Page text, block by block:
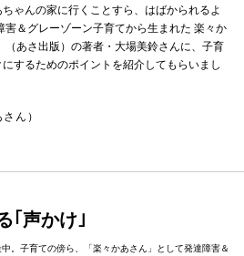
ゃんの家に行くことすら、はばかられるよ
害＆グレーゾーン子育てから生まれた 楽々か
あさ出版）の著者・大場美鈴さんに、子育
するためのポイントを紹介してもらいまし
ん）
｢声かけ｣
。子育ての傍ら、「楽々かあさん」として発達障害＆